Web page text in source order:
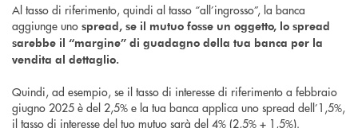
Al tasso di riferimento, quindi al tasso “all’ingrosso”, la banca
aggiunge uno spread, se il mutuo fosse un oggetto, lo spread
sarebbe il “margine” di guadagno della tua banca per la
vendita al dettaglio.
Quindi, ad esempio, se il tasso di interesse di riferimento a febbraio
giugno 2025 è del 2,5% e la tua banca applica uno spread dell’1,5%,
il tasso di interesse del tuo mutuo sarà del 4% (2,5% + 1,5%).